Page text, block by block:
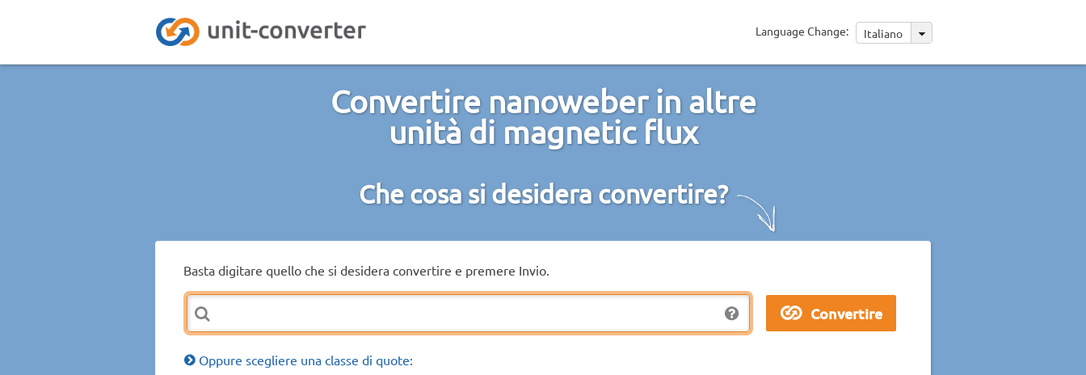
Language Change: Italiano
Convertire nanoweber in altre
unità di magnetic flux
Che cosa si desidera convertire?
Basta digitare quello che si desidera convertire e premere Invio.
Oppure scegliere una classe di quote: